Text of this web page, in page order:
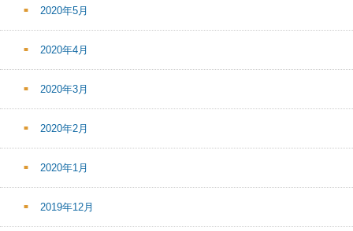
2020年5月
2020年4月
2020年3月
2020年2月
2020年1月
2019年12月